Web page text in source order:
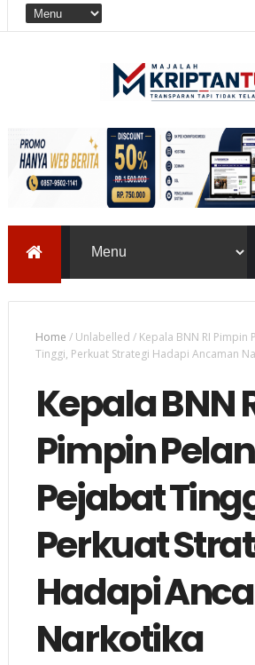
Home /Unlabelled / Kepala BNN RI Pimpin
Tinggi, Perkuat Strategi Hadapi Ancaman
Kepala BNN
Pimpin
Pejabat
Perkuat
Hadapi
Narkotika